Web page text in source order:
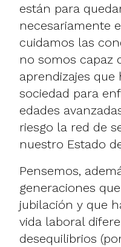
están para
necesariamente
cuidamos las
no somos capaz
aprendizajes
sociedad para
edades
riesgo la red de
nuestro Estado
Pensemos,
generaciones
jubilación y que
vida laboral
desequilibrios